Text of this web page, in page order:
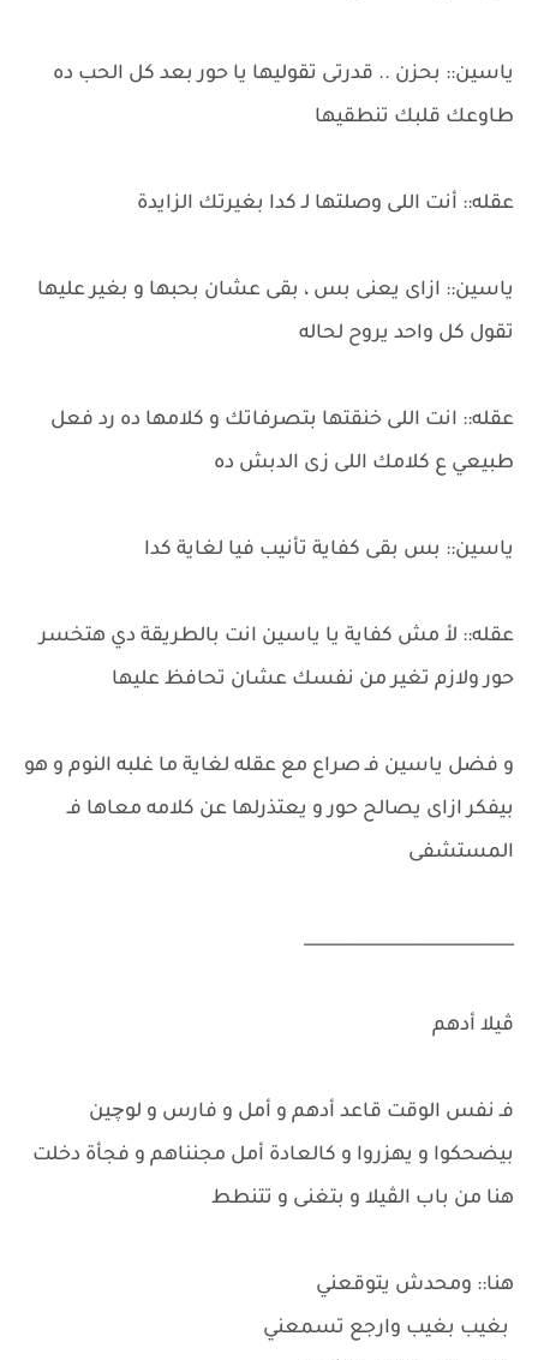
ياسين:: بحزن .. قدرتى تقوليها يا حور بعد كل الحب ده
طاوعك قلبك تنطقيها
عقله:: أنت اللى وصلتها لـ كدا بغيرتك الزايدة
ياسين:: ازاى يعنى بس ، بقى عشان بحبها و بغير عليها
تقول كل واحد يروح لحاله
عقله:: انت اللى خنقتها بتصرفاتك و كلامها ده رد فعل
طبيعي ع كلامك اللى زى الدبش ده
ياسين:: بس بقى كفاية تأنيب فيا لغاية كدا
عقله:: لأ مش كفاية يا ياسين انت بالطريقة دي هتخسر
حور ولازم تغير من نفسك عشان تحافظ عليها
و فضل ياسين فـ صراع مع عقله لغاية ما غلبه النوم و هو
بيفكر ازاى يصالح حور و يعتذرلها عن كلامه معاها فـ
المستشفى
_________________________
ڤيلا أدهم
فـ نفس الوقت قاعد أدهم و أمل و فارس و لوچين
بيضحكوا و يهزروا و كالعادة أمل مجنناهم و فجأة دخلت
هنا من باب الڤيلا و بتغنى و تتنطط
هنا:: ومحدش يتوقعني
بغيب بغيب وارجع تسمعني